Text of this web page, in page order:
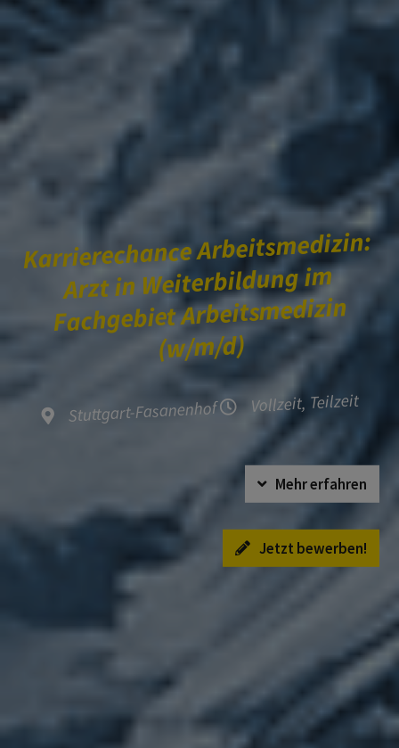
Karrierechance Arbeitsmedizin:
Arzt in Weiterbildung im
Fachgebiet Arbeitsmedizin
(w/m/d)
Stuttgart-Fasanenhof Vollzeit, Teilzeit
Mehr erfahren
Jetzt bewerben!